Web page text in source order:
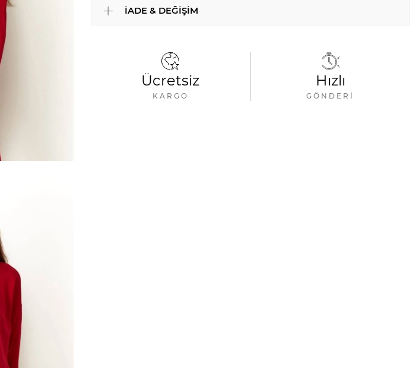
İADE & DEĞIŞIM
Ücretsiz
KARGO
Hızlı
GÖNDERI